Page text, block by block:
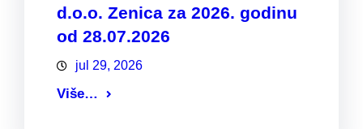
d.o.o. Zenica za 2026. godinu
od 28.07.2026
jul 29, 2026
Više…